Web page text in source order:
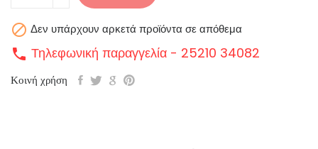
 Δεν υπάρχουν αρκετά προϊόντα σε απόθεμα
call Τηλεφωνική παραγγελία - 25210 34082
Κοινή χρήση